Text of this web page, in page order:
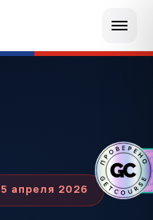
апреля 2026